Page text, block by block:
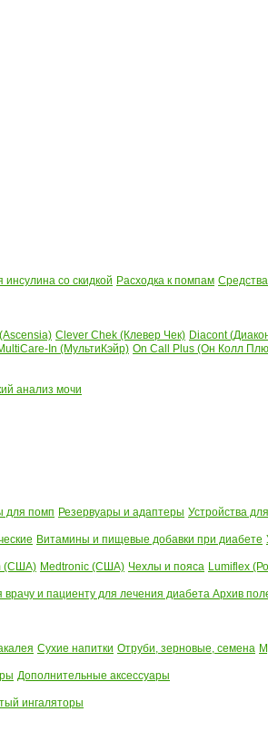
со скидкой Расходка к помпам
Clever Chek (Клевер Чек) Diacont
In (МультиКэйр) On Call Plus (Он Колл
анализ мочи
для помп Резервуары и адаптеры Устройства
Витамины и пищевые добавки при диабете
(США) Medtronic (США) Чехлы и пояса Lumiflex
врачу и пациенту для лечения диабета Архив
Сухие напитки Отруби, зерновые, семена
Дополнительные аксессуары
ингаляторы